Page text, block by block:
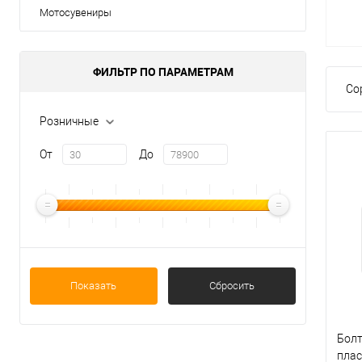
Мотосувениры
ФИЛЬТР ПО ПАРАМЕТРАМ
Розничные
От До
Показать Сбросить